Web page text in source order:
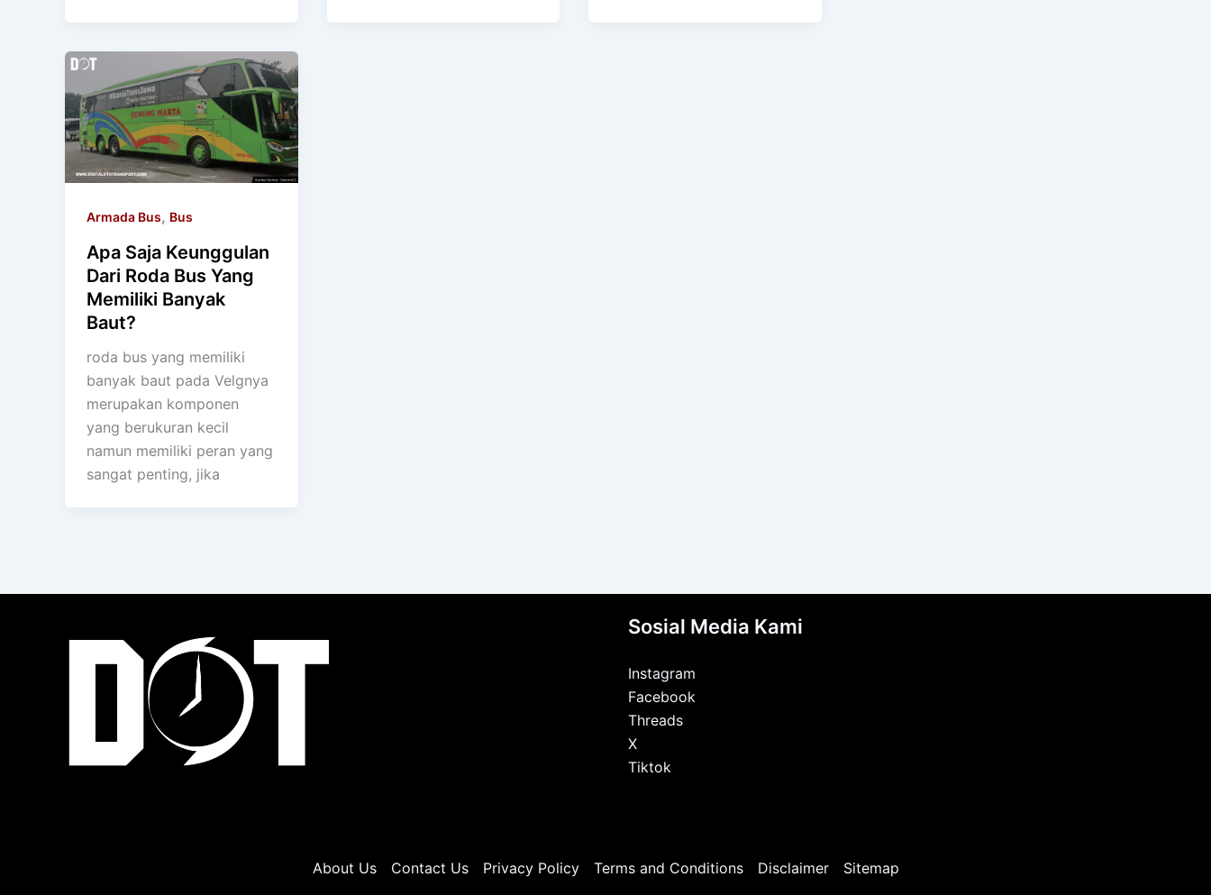
Armada Bus, Bus
Apa Saja Keunggulan
Dari Roda Bus Yang
Memiliki Banyak
Baut?
roda bus yang memiliki
banyak baut pada Velgnya
merupakan komponen
yang berukuran kecil
namun memiliki peran yang
sangat penting, jika
Sosial Media Kami
Instagram
Facebook
Threads
X
Tiktok
About Us Contact Us Privacy Policy Terms and Conditions Disclaimer Sitemap